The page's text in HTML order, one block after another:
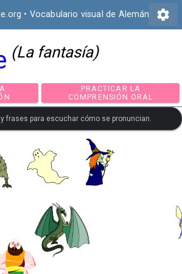
• Vocabulario visual de Alemán settings
(La fantasía)
LA
PRACTICAR LA
COMPRENSIÓN
frases para escuchar cómo se pronuncian.